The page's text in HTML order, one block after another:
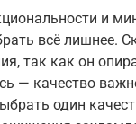
и
всё лишнее.
так как он
— качество
один